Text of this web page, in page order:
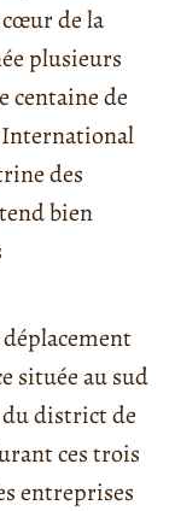
de la
plusieurs
centaine de
International
des
bien
située au sud
du district de
ces trois
entreprises